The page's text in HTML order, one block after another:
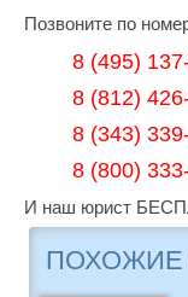
Позвоните по
8 (495)
8 (812)
8 (343)
8 (800)
И наш юрист
ПОХОЖИЕ